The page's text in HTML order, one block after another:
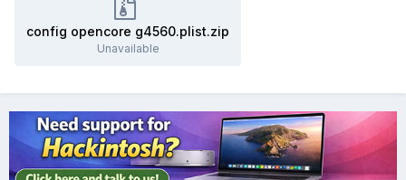
config opencore g4560.plist.zip
Unavailable